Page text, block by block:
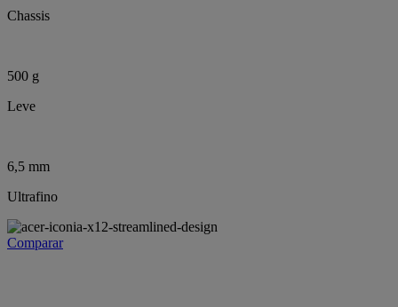
Chassis
500 g
Leve
6,5 mm
Ultrafino
Comparar